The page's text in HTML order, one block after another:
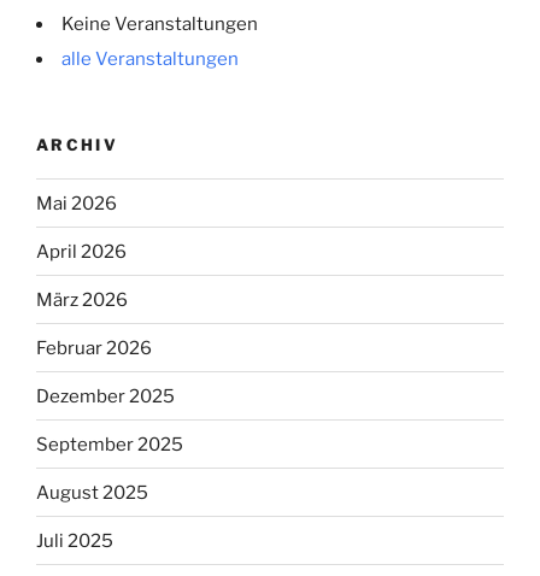
Keine Veranstaltungen
alle Veranstaltungen
ARCHIV
Mai 2026
April 2026
März 2026
Februar 2026
Dezember 2025
September 2025
August 2025
Juli 2025